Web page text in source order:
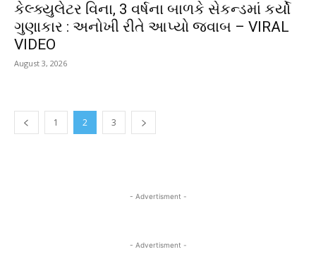
કેલ્ક્યુલેટર વિના, 3 વર્ષના બાળકે સેકન્ડમાં કર્યો
ગુણાકાર : અનોખી રીતે આપ્યો જવાબ – VIRAL
VIDEO
August 3, 2026
1 2 3
- Advertisment -
- Advertisment -